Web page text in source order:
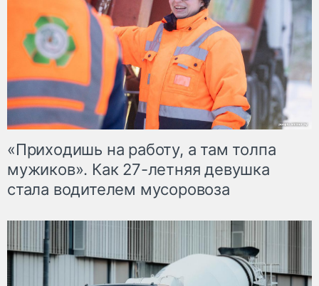
«Приходишь на работу, а там толпа
мужиков». Как 27-летняя девушка
стала водителем мусоровоза